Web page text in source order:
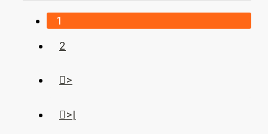
1
2
>
>|